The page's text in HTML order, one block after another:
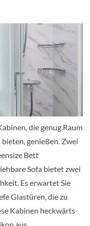
die genug Raum
genießen. Zwei
Bett
Sofa bietet zwei
Es erwartet Sie
Glastüren, die zu
Kabinen heckwärts